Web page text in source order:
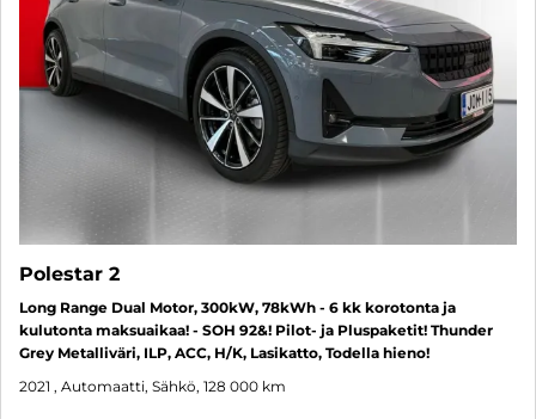
Polestar 2
Long Range Dual Motor, 300kW, 78kWh - 6 kk korotonta ja
kulutonta maksuaikaa! - SOH 92&! Pilot- ja Pluspaketit! Thunder
Grey Metalliväri, ILP, ACC, H/K, Lasikatto, Todella hieno!
2021 , Automaatti, Sähkö, 128 000 km